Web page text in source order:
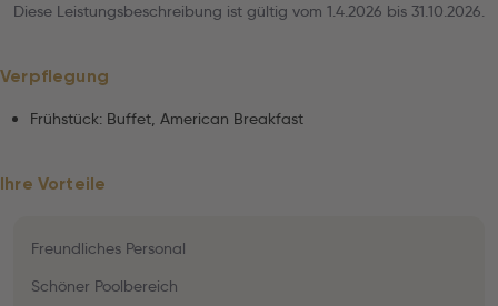
Diese Leistungsbeschreibung ist gültig vom 1.4.2026 bis 31.10.2026.
Verpflegung
Frühstück: Buffet, American Breakfast
Ihre Vorteile
Freundliches Personal
Schöner Poolbereich